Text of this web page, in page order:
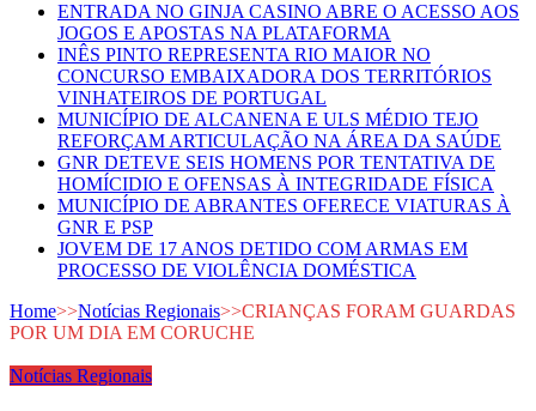
ENTRADA NO GINJA CASINO ABRE O ACESSO AOS
JOGOS E APOSTAS NA PLATAFORMA
INÊS PINTO REPRESENTA RIO MAIOR NO
CONCURSO EMBAIXADORA DOS TERRITÓRIOS
VINHATEIROS DE PORTUGAL
MUNICÍPIO DE ALCANENA E ULS MÉDIO TEJO
REFORÇAM ARTICULAÇÃO NA ÁREA DA SAÚDE
GNR DETEVE SEIS HOMENS POR TENTATIVA DE
HOMÍCIDIO E OFENSAS À INTEGRIDADE FÍSICA
MUNICÍPIO DE ABRANTES OFERECE VIATURAS À
GNR E PSP
JOVEM DE 17 ANOS DETIDO COM ARMAS EM
PROCESSO DE VIOLÊNCIA DOMÉSTICA
Home>>Notícias Regionais>>CRIANÇAS FORAM GUARDAS
POR UM DIA EM CORUCHE
Notícias Regionais